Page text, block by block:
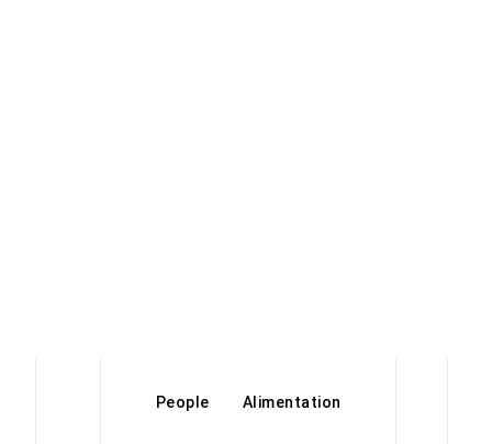
People Alimentation